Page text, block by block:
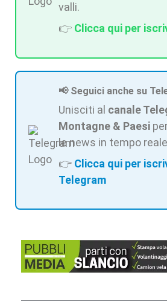
valli.
👉 Clicca qui per
📢 Seguici anche su
Unisciti al canale
Montagne & Paesi
le news in tempo
👉 Clicca qui per
Telegram